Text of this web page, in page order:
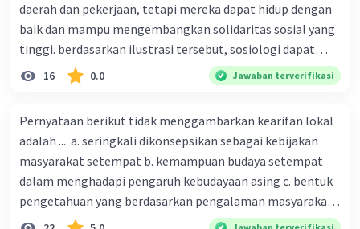
daerah dan pekerjaan, tetapi mereka dapat hidup dengan
baik dan mampu mengembangkan solidaritas sosial yang
tinggi. berdasarkan ilustrasi tersebut, sosiologi dapat
berfungsi sebagai ilmu yang ....
16 0.0 Jawaban terverifikasi
Pernyataan berikut tidak menggambarkan kearifan lokal
adalah .... a. seringkali dikonsepsikan sebagai kebijakan
masyarakat setempat b. kemampuan budaya setempat
dalam menghadapi pengaruh kebudayaan asing c. bentuk
pengetahuan yang berdasarkan pengalaman masyarakat
turun temurun antargenerasi d. Kebijakan manusia yang